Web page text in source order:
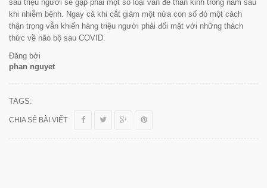
sáu triệu người sẽ gặp phải một số loại vấn đề thần kinh trong năm sau
khi nhiễm bệnh. Ngay cả khi cắt giảm một nửa con số đó một cách
thận trọng vẫn khiến hàng triệu người phải đối mặt với những thách
thức về não bộ sau COVID.
Đăng bởi
phan nguyet
TAGS:
CHIA SẺ BÀI VIẾT